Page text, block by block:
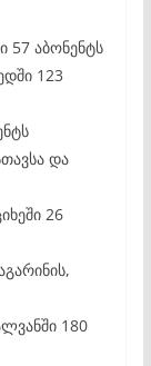
57 აბონენტს
123
და
26
180